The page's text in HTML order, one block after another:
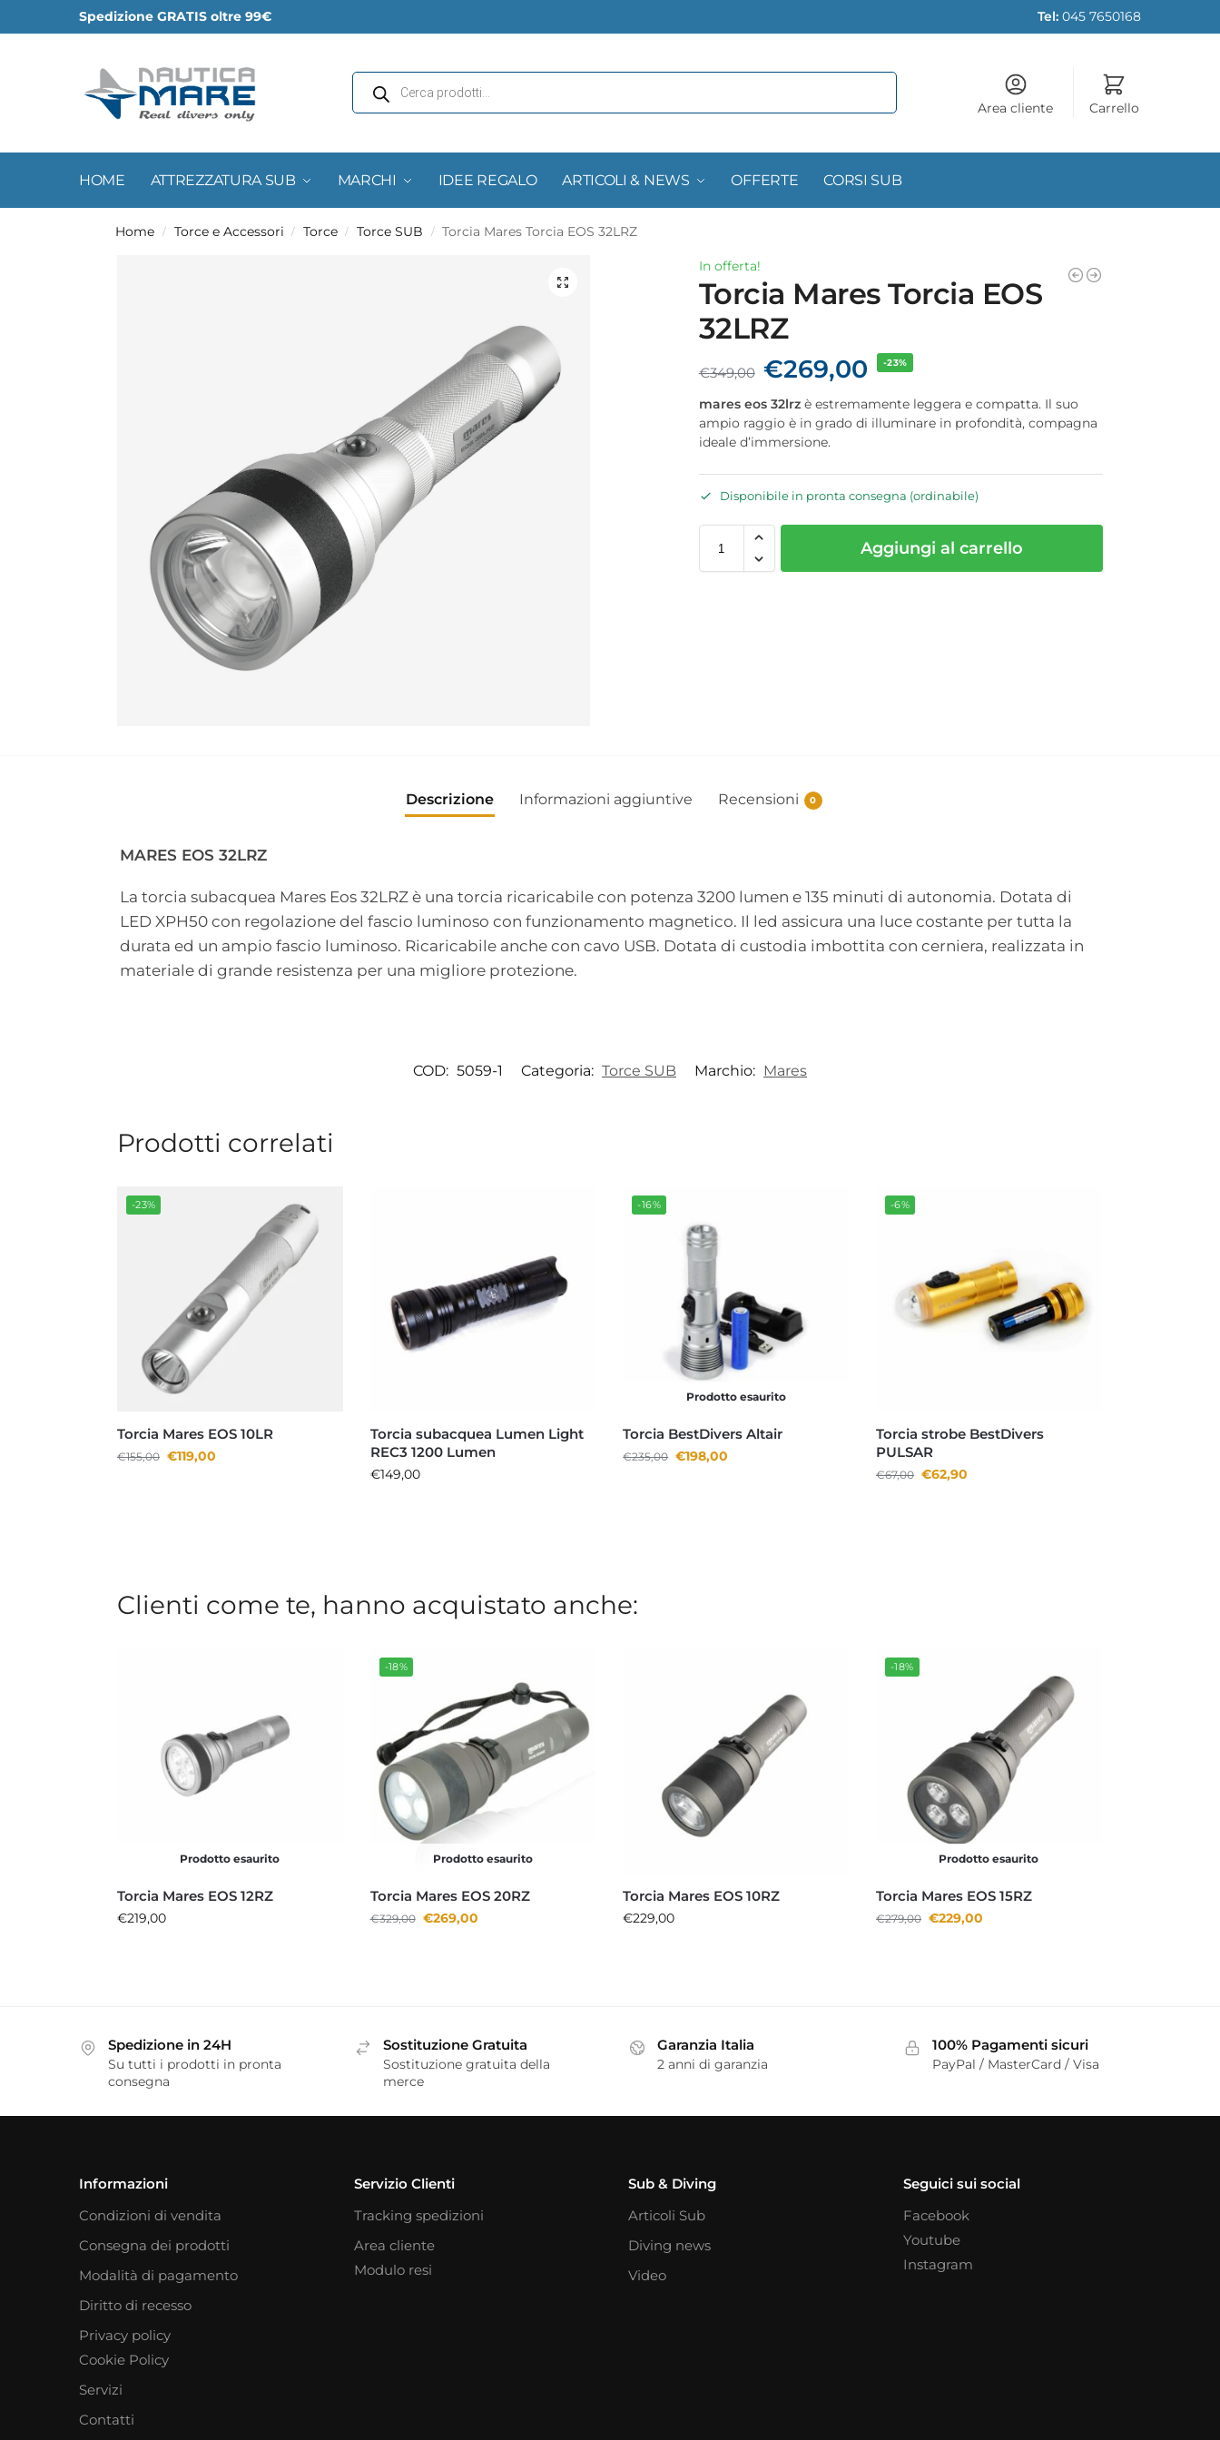
Spedizione GRATIS oltre 99€ Tel: 045 7650168
Area cliente Carrello
HOME ATTREZZATURA SUB MARCHI IDEE REGALO ARTICOLI & NEWS OFFERTE CORSI SUB
Home / Torce e Accessori / Torce / Torce SUB / Torcia Mares Torcia EOS 32LRZ
In offerta!
Torcia Mares Torcia EOS
32LRZ
€349,00 €269,00 -23%
mares eos 32lrzè estremamente leggera e compatta. Il suo
ampio raggio è in grado di illuminare in profondità, compagna
ideale d’immersione.
Disponibile in pronta consegna (ordinabile)
Aggiungi al carrello
Descrizione Informazioni aggiuntive Recensioni 0
MARES EOS 32LRZ
La torcia subacquea Mares Eos 32LRZ è una torcia ricaricabile con potenza 3200 lumen e 135 minuti di autonomia. Dotata di
LED XPH50 con regolazione del fascio luminoso con funzionamento magnetico. Il led assicura una luce costante per tutta la
durata ed un ampio fascio luminoso. Ricaricabile anche con cavo USB. Dotata di custodia imbottita con cerniera, realizzata in
materiale di grande resistenza per una migliore protezione.
COD: 5059-1 Categoria: Torce SUB Marchio: Mares
Prodotti correlati
-23%
Torcia Mares EOS 10LR
€155,00 €119,00
Torcia subacquea Lumen Light
REC3 1200 Lumen
€149,00
-16%
Prodotto esaurito
Torcia BestDivers Altair
€235,00 €198,00
-6%
Torcia strobe BestDivers
PULSAR
€67,00 €62,90
Clienti come te, hanno acquistato anche:
Prodotto esaurito
Torcia Mares EOS 12RZ
€219,00
-18%
Prodotto esaurito
Torcia Mares EOS 20RZ
€329,00 €269,00
Torcia Mares EOS 10RZ
€229,00
-18%
Prodotto esaurito
Torcia Mares EOS 15RZ
€279,00 €229,00
Spedizione in 24H
Su tutti i prodotti in pronta
consegna
Sostituzione Gratuita
Sostituzione gratuita della
merce
Garanzia Italia
2 anni di garanzia
100% Pagamenti sicuri
PayPal / MasterCard / Visa
Informazioni
Condizioni di vendita
Consegna dei prodotti
Modalità di pagamento
Diritto di recesso
Privacy policy
Cookie Policy
Servizi
Contatti
Servizio Clienti
Tracking spedizioni
Area cliente
Modulo resi
Sub & Diving
Articoli Sub
Diving news
Video
Seguici sui social
Facebook
Youtube
Instagram